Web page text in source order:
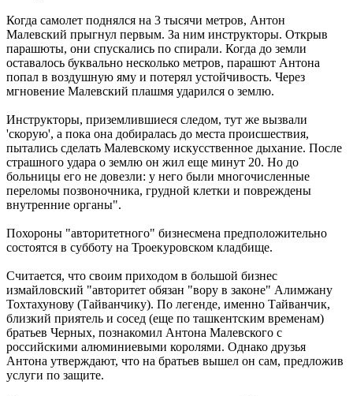
Когда самолет поднялся на 3 тысячи метров, Антон
Малевский прыгнул первым. За ним инструкторы. Открыв
парашюты, они спускались по спирали. Когда до земли
оставалось буквально несколько метров, парашют Антона
попал в воздушную яму и потерял устойчивость. Через
мгновение Малевский плашмя ударился о землю.
Инструкторы, приземлившиеся следом, тут же вызвали
'скорую', а пока она добиралась до места происшествия,
пытались сделать Малевскому искусственное дыхание. После
страшного удара о землю он жил еще минут 20. Но до
больницы его не довезли: у него были многочисленные
переломы позвоночника, грудной клетки и повреждены
внутренние органы".
Похороны "авторитетного" бизнесмена предположительно
состоятся в субботу на Троекуровском кладбище.
Считается, что своим приходом в большой бизнес
измайловский "авторитет обязан "вору в законе" Алимжану
Тохтахунову (Тайванчику). По легенде, именно Тайванчик,
близкий приятель и сосед (еще по ташкентским временам)
братьев Черных, познакомил Антона Малевского с
российскими алюминиевыми королями. Однако друзья
Антона утверждают, что на братьев вышел он сам, предложив
услуги по защите.